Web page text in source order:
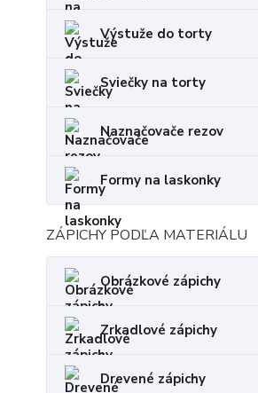
Výstuže do torty
Sviečky na torty
Naznačovače rezov
Formy na laskonky
ZÁPICHY PODĽA MATERIÁLU
Obrázkové zápichy
Zrkadlové zápichy
Drevené zápichy